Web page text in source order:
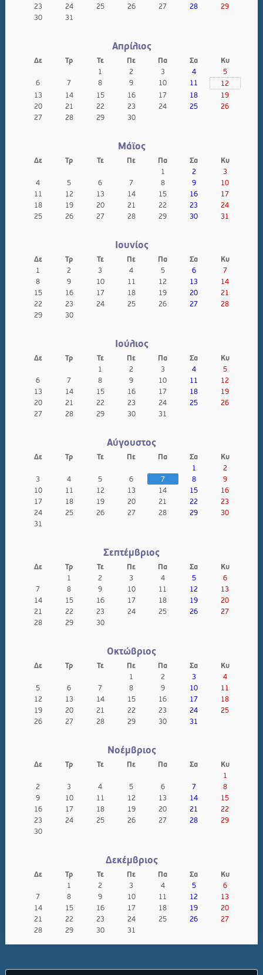
23
24 25 26 27 28
29
30
31
Απρίλιος
Δε Τρ Τε Πε Πα Σα
Κυ
1
2 3 4
5
6
7 8 9 10 11
12
13
14 15 16 17 18
19
20
21 22 23 24 25
26
27
28 29 30
Μάϊος
Δε Τρ Τε Πε Πα Σα
Κυ
1
2
3
4
5 6 7 8 9
10
11
12 13 14 15 16
17
18
19 20 21 22 23
24
25
26 27 28 29 30 31
Ιουνίος
Δε Τρ Τε Πε Πα Σα
Κυ
1
2 3 4 5 6
7
8
9 10 11 12 13
14
15
16 17 18 19 20
21
22
23 24 25 26 27
28
29
30
Ιούλιος
Δε Τρ Τε Πε Πα Σα
Κυ
1
2 3 4
5
6
7 8 9 10 11
12
13
14 15 16 17 18
19
20
21 22 23 24 25
26
27
28 29 30 31
Αύγουστος
Δε Τρ Τε Πε Πα Σα
Κυ
1
2
3
4 5 6 7 8
9
10
11 12 13 14 15
16
17
18 19 20 21 22
23
24
25 26 27 28 29
30
31
Σεπτέμβριος
Δε Τρ Τε Πε Πα Σα
Κυ
1
2 3 4 5
6
7
8 9 10 11 12
13
14
15 16 17 18 19
20
21
22 23 24 25 26
27
28
29 30
Οκτώβριος
Δε Τρ Τε Πε Πα Σα
Κυ
1
2 3
4
5
6 7 8 9 10
11
12
13 14 15 16 17
18
19
20 21 22 23 24
25
26
27 28 29 30 31
Νοέμβριος
Δε Τρ Τε Πε Πα Σα
Κυ
1
2
3 4 5 6 7
8
9
10 11 12 13 14
15
16
17 18 19 20 21
22
23
24 25 26 27 28
29
30
Δεκέμβριος
Δε Τρ Τε Πε Πα Σα
Κυ
1
2 3 4 5
6
7
8 9 10 11 12
13
14
15 16 17 18 19
20
21
22 23 24 25 26
27
28
29 30 31